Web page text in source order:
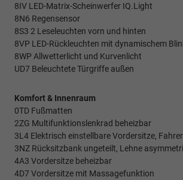
8IV LED-Matrix-Scheinwerfer IQ.Light
8N6 Regensensor
8S3 2 Leseleuchten vorn und hinten
8VP LED-Rückleuchten mit dynamischem
8WP Allwetterlicht und Kurvenlicht
UD7 Beleuchtete Türgriffe außen
Komfort & Innenraum
0TD Fußmatten
2ZG Multifunktionslenkrad beheizbar
3L4 Elektrisch einstellbare Vordersitze,
3NZ Rücksitzbank ungeteilt, Lehne
4A3 Vordersitze beheizbar
4D7 Vordersitze mit Massagefunktion